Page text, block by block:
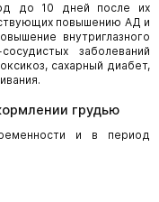
до 10 дней после их
повышению АД и
внутриглазного
заболеваний
сахарный диабет,
грудью
и в период